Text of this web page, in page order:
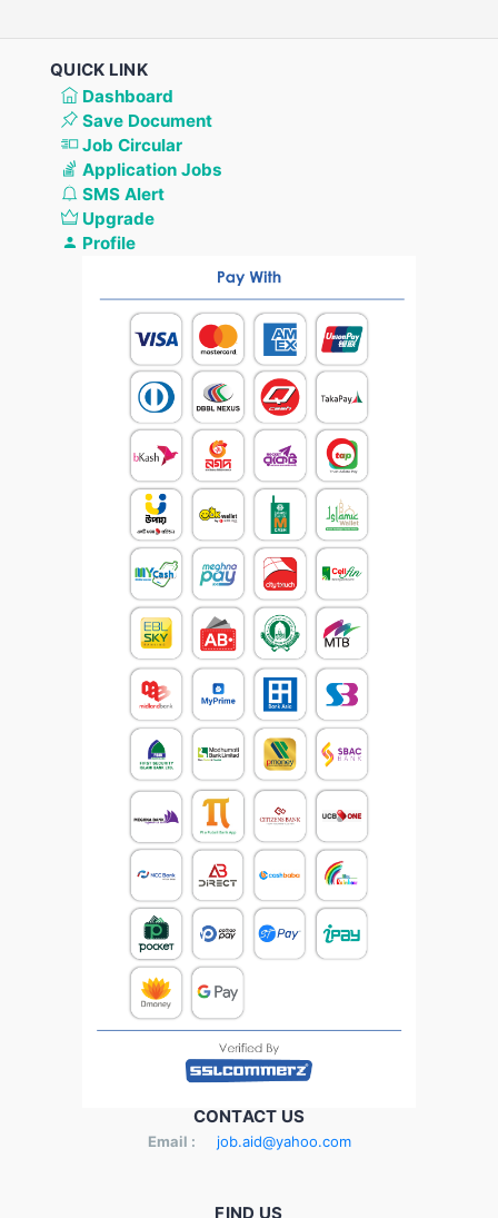
QUICK LINK
Dashboard
Save Document
Job Circular
Application Jobs
SMS Alert
Upgrade
Profile
CONTACT US
Email : job.aid@yahoo.com
FIND US